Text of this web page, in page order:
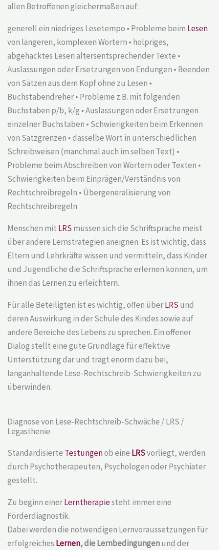
allen Betroffenen gleichermaßen auf:
generell ein niedriges Lesetempo • Probleme beim Lesen
von längeren, komplexen Wörtern • holpriges,
abgehacktes Lesen altersentsprechender Texte •
Auslassungen oder Ersetzungen von Endungen • Beenden
von Sätzen aus dem Kopf ohne zu Lesen •
Buchstabendreher • Probleme z.B. mit folgenden
Buchstaben p/b, k/g • Auslassungen oder Ersetzungen
einzelner Buchstaben • Schwierigkeiten beim Erkennen
von Satzgrenzen • dasselbe Wort in unterschiedlichen
Schreibweisen (manchmal auch im selben Text) •
Probleme beim Abschreiben von Wörtern oder Texten •
Schwierigkeiten beim Einprägen/Verständnis von
Rechtschreibregeln • Übergeneralisierung von
Rechtschreibregeln
Menschen mit LRS müssen sich die Schriftsprache meist
über andere Lernstrategien aneignen. Es ist wichtig, dass
Eltern und Lehrkräfte wissen und vermitteln, dass Kinder
und Jugendliche die Schriftsprache erlernen können, um
ihnen das Lernen zu erleichtern.
Für alle Beteiligten ist es wichtig, offen überLRS und
deren Auswirkung in der Schule des Kindes sowie auf
andere Bereiche des Lebens zu sprechen. Ein offener
Dialog stellt eine gute Grundlage für effektive
Unterstützung dar und trägt enorm dazu bei,
langanhaltende Lese-Rechtschreib-Schwierigkeiten zu
überwinden.
Diagnose von Lese-Rechtschreib-Schwäche / LRS /
Legasthenie
Standardisierte Testungenob eine LRSvorliegt, werden
durch Psychotherapeuten, Psychologen oder Psychiater
gestellt.
Zu beginn einerLerntherapiesteht immer eine
Förderdiagnostik.
Dabei werden die notwendigen Lernvoraussetzungen für
erfolgreiches Lernen, die Lernbedingungenund der